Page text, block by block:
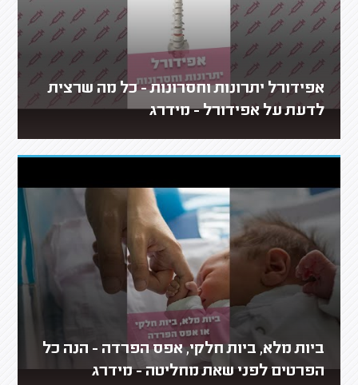
אפידורל יתרונות וחסרונות - כל מה שרצית
לדעת על אפידורל - מידרג
ביות מלא, ביות חלקי, אפס הפרדה - הנה כל
הפרטים לפני שאת מחליטה - מידרג